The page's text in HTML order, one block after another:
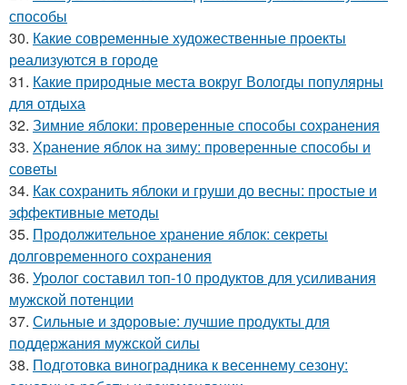
способы
30. Какие современные художественные проекты
реализуются в городе
31. Какие природные места вокруг Вологды популярны
для отдыха
32. Зимние яблоки: проверенные способы сохранения
33. Хранение яблок на зиму: проверенные способы и
советы
34. Как сохранить яблоки и груши до весны: простые и
эффективные методы
35. Продолжительное хранение яблок: секреты
долговременного сохранения
36. Уролог составил топ-10 продуктов для усиливания
мужской потенции
37. Сильные и здоровые: лучшие продукты для
поддержания мужской силы
38. Подготовка виноградника к весеннему сезону: